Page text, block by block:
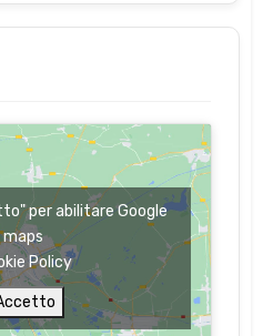
per abilitare Google
maps
Policy